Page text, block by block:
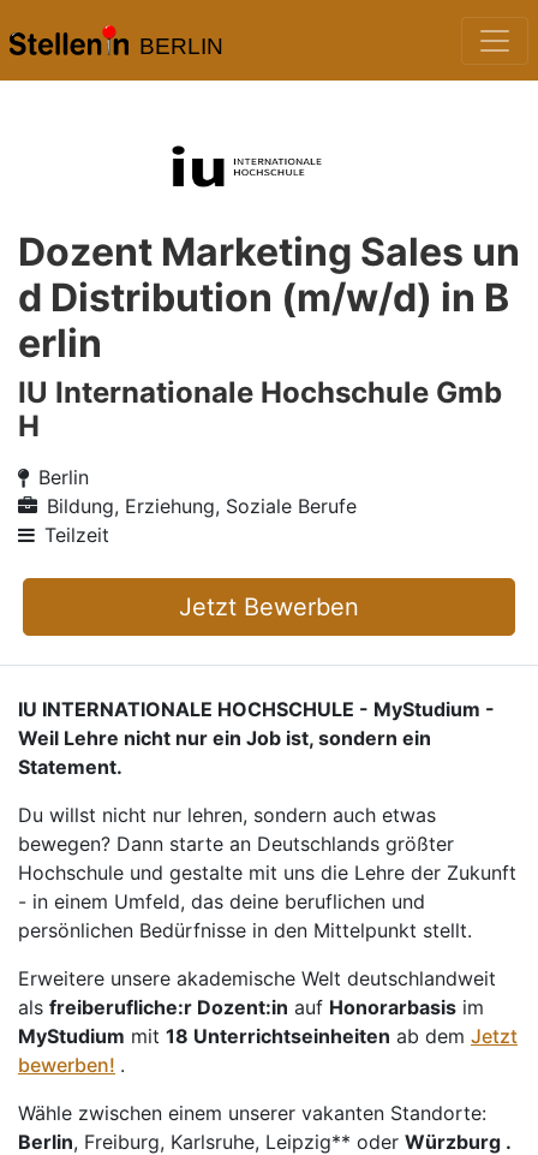
BERLIN
Dozent Marketing Sales un
d Distribution (m/w/d) in B
erlin
IU Internationale Hochschule Gmb
H
Berlin
Bildung, Erziehung, Soziale Berufe
Teilzeit
Jetzt Bewerben
IU INTERNATIONALE HOCHSCHULE - MyStudium -
Weil Lehre nicht nur ein Job ist, sondern ein
Statement.
Du willst nicht nur lehren, sondern auch etwas
bewegen? Dann starte an Deutschlands größter
Hochschule und gestalte mit uns die Lehre der Zukunft
- in einem Umfeld, das deine beruflichen und
persönlichen Bedürfnisse in den Mittelpunkt stellt.
Erweitere unsere akademische Welt deutschlandweit
als freiberufliche:r Dozent:in auf Honorarbasis im
MyStudium mit 18 Unterrichtseinheiten ab dem Jetzt
bewerben! .
Wähle zwischen einem unserer vakanten Standorte:
Berlin, Freiburg, Karlsruhe, Leipzig** oder Würzburg .